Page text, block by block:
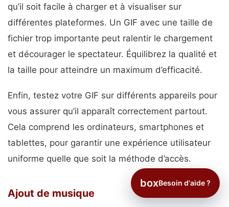
qu’il soit facile à charger et à visualiser sur
différentes plateformes. Un GIF avec une taille de
fichier trop importante peut ralentir le chargement
et décourager le spectateur. Équilibrez la qualité et
la taille pour atteindre un maximum d’efficacité.
Enfin, testez votre GIF sur différents appareils pour
vous assurer qu’il apparaît correctement partout.
Cela comprend les ordinateurs, smartphones et
tablettes, pour garantir une expérience utilisateur
uniforme quelle que soit la méthode d’accès.
Ajout de musique
boxBesoin d'aide ?